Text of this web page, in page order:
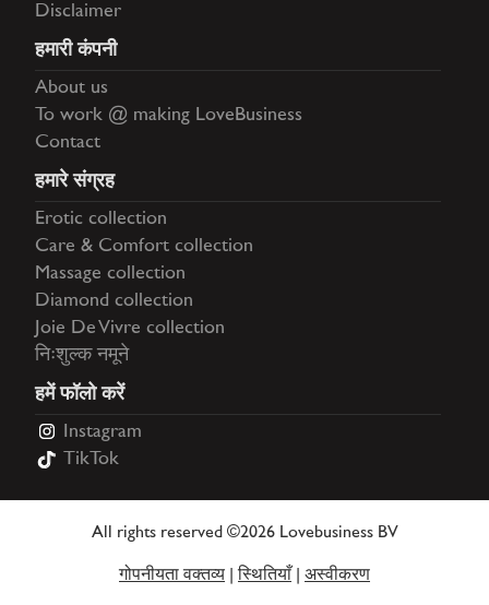
Disclaimer
हमारी कंपनी
About us
To work @ making LoveBusiness
Contact
हमारे संग्रह
Erotic collection
Care & Comfort collection
Massage collection
Diamond collection
Joie De Vivre collection
निःशुल्क नमूने
हमें फॉलो करें
Instagram
TikTok
All rights reserved ©2026 Lovebusiness BV
गोपनीयता वक्तव्य स्थितियाँ अस्वीकरण